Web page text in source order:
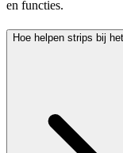
en functies.
Hoe helpen strips bij